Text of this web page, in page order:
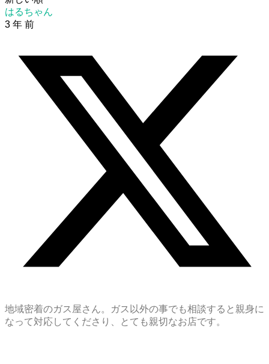
はるちゃん
3 年 前
地域密着のガス屋さん。ガス以外の事でも相談すると親身に
なって対応してくださり、とても親切なお店です。